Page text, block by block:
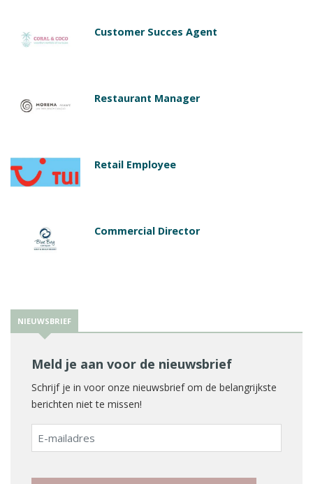
Customer Succes Agent
Restaurant Manager
Retail Employee
Commercial Director
NIEUWSBRIEF
Meld je aan voor de nieuwsbrief
Schrijf je in voor onze nieuwsbrief om de belangrijkste
berichten niet te missen!
E-
mailadres